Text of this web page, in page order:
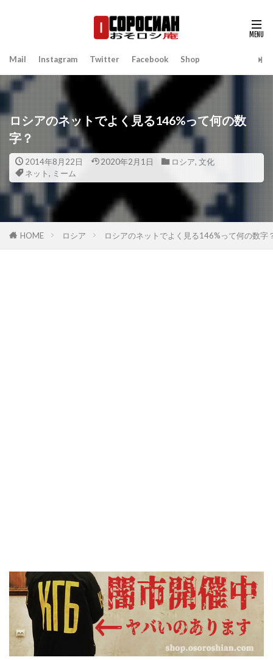
Mail Instagram Twitter Facebook Shop
ロシアのネットでよく見る146%って何の数
字？
2014年8月22日 2020年2月1日 ロシア, 文化
ネット, ミーム
HOME ロシア ロシアのネットでよく見る146%って何の数字